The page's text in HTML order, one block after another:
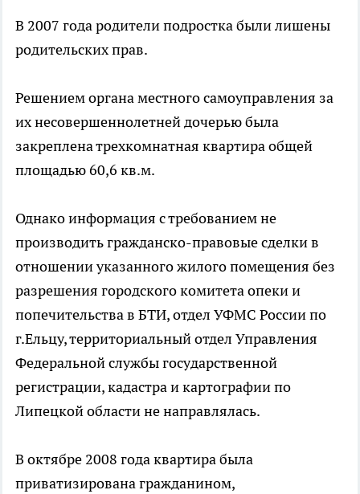
В 2007 года родители подростка были лишены
родительских прав.
Решением органа местного самоуправления за
их несовершеннолетней дочерью была
закреплена трехкомнатная квартира общей
площадью 60,6 кв.м.
Однако информация с требованием не
производить гражданско-правовые сделки в
отношении указанного жилого помещения без
разрешения городского комитета опеки и
попечительства в БТИ, отдел УФМС России по
г.Ельцу, территориальный отдел Управления
Федеральной службы государственной
регистрации, кадастра и картографии по
Липецкой области не направлялась.
В октябре 2008 года квартира была
приватизирована гражданином,